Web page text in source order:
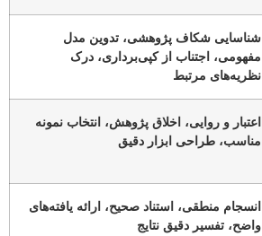
شناسایی شکاف پژوهشی، تدوین مدل
مفهومی، اجتناب از کپی‌برداری، درک
نظریه‌های مرتبط
اعتبار و روایی، اخلاق پژوهش، انتخاب نمونه
مناسب، طراحی ابزار دقیق
انسجام منطقی، استناد صحیح، ارائه یافته‌های
واضح، تفسیر دقیق نتایج